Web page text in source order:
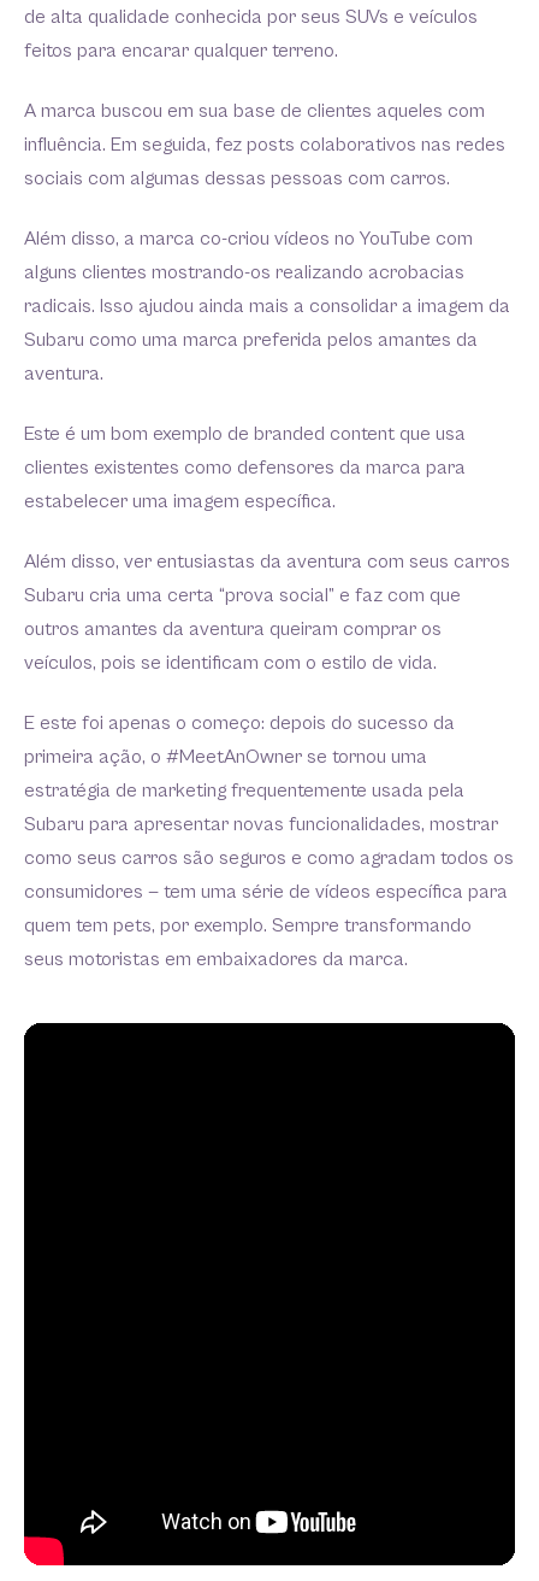
de alta qualidade conhecida por seus SUVs e veículos
feitos para encarar qualquer terreno.
A marca buscou em sua base de clientes aqueles com
influência. Em seguida, fez posts colaborativos nas redes
sociais com algumas dessas pessoas com carros.
Além disso, a marca co-criou vídeos no YouTube com
alguns clientes mostrando-os realizando acrobacias
radicais. Isso ajudou ainda mais a consolidar a imagem da
Subaru como uma marca preferida pelos amantes da
aventura.
Este é um bom exemplo de branded content que usa
clientes existentes como defensores da marca para
estabelecer uma imagem específica.
Além disso, ver entusiastas da aventura com seus carros
Subaru cria uma certa “prova social” e faz com que
outros amantes da aventura queiram comprar os
veículos, pois se identificam com o estilo de vida.
E este foi apenas o começo: depois do sucesso da
primeira ação, o #MeetAnOwner se tornou uma
estratégia de marketing frequentemente usada pela
Subaru para apresentar novas funcionalidades, mostrar
como seus carros são seguros e como agradam todos os
consumidores — tem uma série de vídeos específica para
quem tem pets, por exemplo. Sempre transformando
seus motoristas em embaixadores da marca.